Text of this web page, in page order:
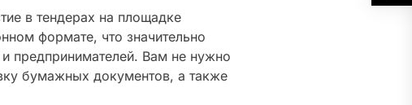
в тендерах на площадке
формате, что значительно
предпринимателей. Вам не нужно
бумажных документов, а также